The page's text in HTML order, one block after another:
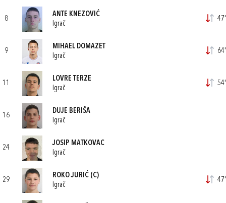
8
ANTE KNEZOVIĆ
Igrač
47'
9
MIHAEL DOMAZET
Igrač
64'
11
LOVRE TERZE
Igrač
54'
16
DUJE BERIŠA
Igrač
24
JOSIP MATKOVAC
Igrač
29
ROKO JURIĆ (C)
Igrač
47'